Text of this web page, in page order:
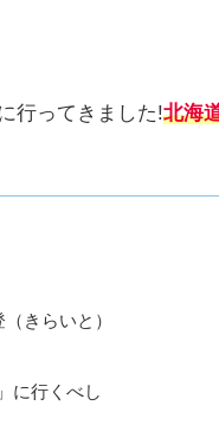
行ってきました!北海
きらいと）
に行くべし